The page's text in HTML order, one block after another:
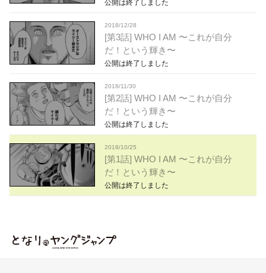
公開は終了しました
2018/12/28
[第3話] WHO I AM 〜これが自分
だ！という輝き〜
公開は終了しました
2018/11/30
[第2話] WHO I AM 〜これが自分
だ！という輝き〜
公開は終了しました
2018/10/25
[第1話] WHO I AM 〜これが自分
だ！という輝き〜
公開は終了しました
となりのヤングジャンプ